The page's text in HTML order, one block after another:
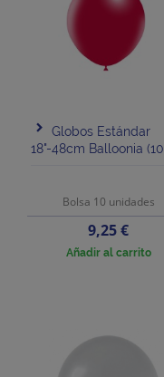
Globos Estándar
18"-48cm Balloonia
Bolsa 10 unidades
Precio
9,25 €
Añadir al carrito